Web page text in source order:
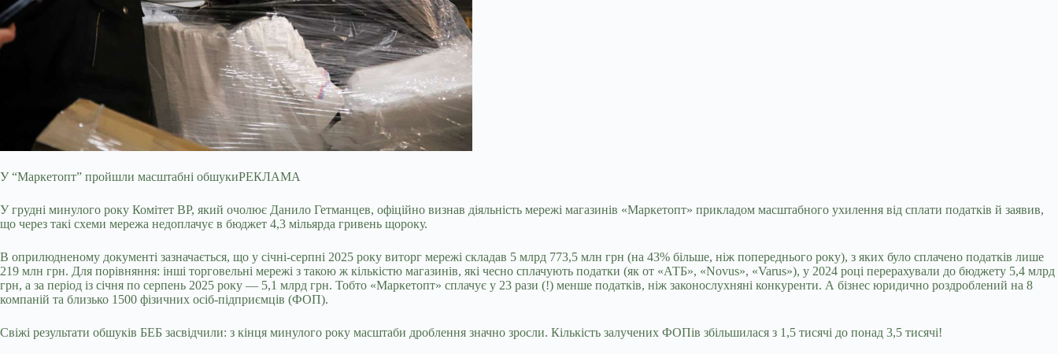
У “Маркетопт” пройшли масштабні обшукиРЕКЛАМА
У грудні минулого року Комітет ВР, який очолює Данило Гетманцев, офіційно визнав діяльність мережі магазинів «Маркетопт» прикладом масштабного ухилення від сплати податків й заявив,
що через такі схеми мережа недоплачує в бюджет 4,3 мільярда гривень щороку.
В оприлюдненому документі зазначається, що у січні-серпні 2025 року виторг мережі складав 5 млрд 773,5 млн грн (на 43% більше, ніж попереднього року), з яких було сплачено податків лише
219 млн грн. Для порівняння: інші торговельні мережі з такою ж кількістю магазинів, які чесно сплачують податки (як от «АТБ», «Novus», «Varus»), у 2024 році перерахували до бюджету 5,4 млрд
грн, а за період із січня по серпень 2025 року — 5,1 млрд грн. Тобто «Маркетопт» сплачує у 23 рази (!) менше податків, ніж законослухняні конкуренти. А бізнес юридично роздроблений на 8
компаній та близько 1500 фізичних осіб-підприємців (ФОП).
Свіжі результати обшуків БЕБ засвідчили: з кінця минулого року масштаби дроблення значно зросли. Кількість залучених ФОПів збільшилася з 1,5 тисячі до понад 3,5 тисячі!